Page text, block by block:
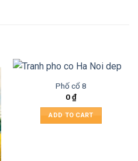
Phố cổ 8
0₫
ADD TO CART